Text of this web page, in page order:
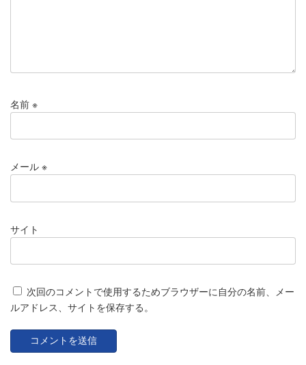
名前 ※
メール ※
サイト
次回のコメントで使用するためブラウザーに自分の名前、メー
ルアドレス、サイトを保存する。